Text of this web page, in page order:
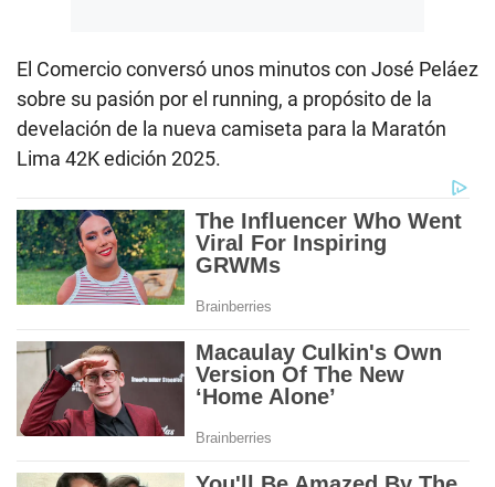
El Comercio conversó unos minutos con José Peláez
sobre su pasión por el running, a propósito de la
develación de la nueva camiseta para la Maratón
Lima 42K edición 2025.